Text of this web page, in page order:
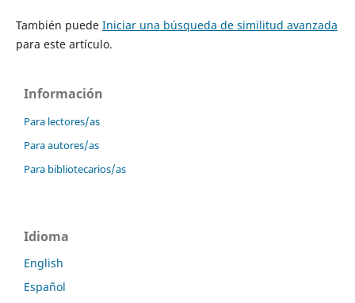
También puede Iniciar una búsqueda de similitud avanzada
para este artículo.
Información
Para lectores/as
Para autores/as
Para bibliotecarios/as
Idioma
English
Español